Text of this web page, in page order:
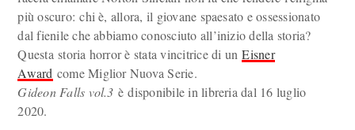
più oscuro: chi è, allora, il giovane spaesato e ossessionato
dal fienile che abbiamo conosciuto all’inizio della storia?
Questa storia horror è stata vincitrice di unEisner
Award come Miglior Nuova Serie.
Gideon Falls vol.3 è disponibile in libreria dal 16 luglio
2020.